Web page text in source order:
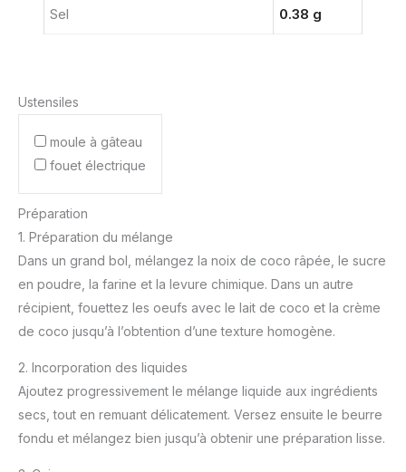
Sel 0.38 g
Ustensiles
moule à gâteau
fouet électrique
Préparation
1. Préparation du mélange
Dans un grand bol, mélangez la noix de coco râpée, le sucre
en poudre, la farine et la levure chimique. Dans un autre
récipient, fouettez les oeufs avec le lait de coco et la crème
de coco jusqu’à l’obtention d’une texture homogène.
2. Incorporation des liquides
Ajoutez progressivement le mélange liquide aux ingrédients
secs, tout en remuant délicatement. Versez ensuite le beurre
fondu et mélangez bien jusqu’à obtenir une préparation lisse.